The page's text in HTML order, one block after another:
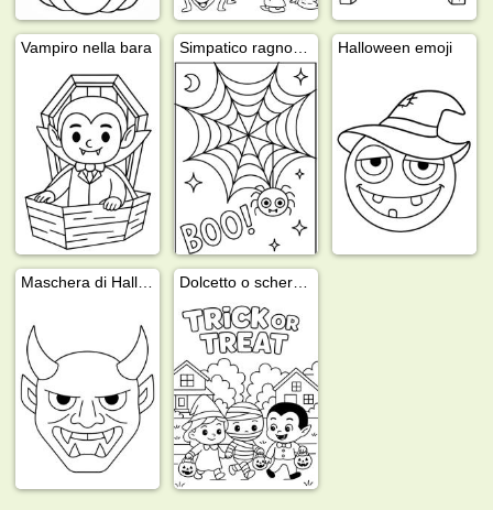
Vampiro nella bara Halloween emoji